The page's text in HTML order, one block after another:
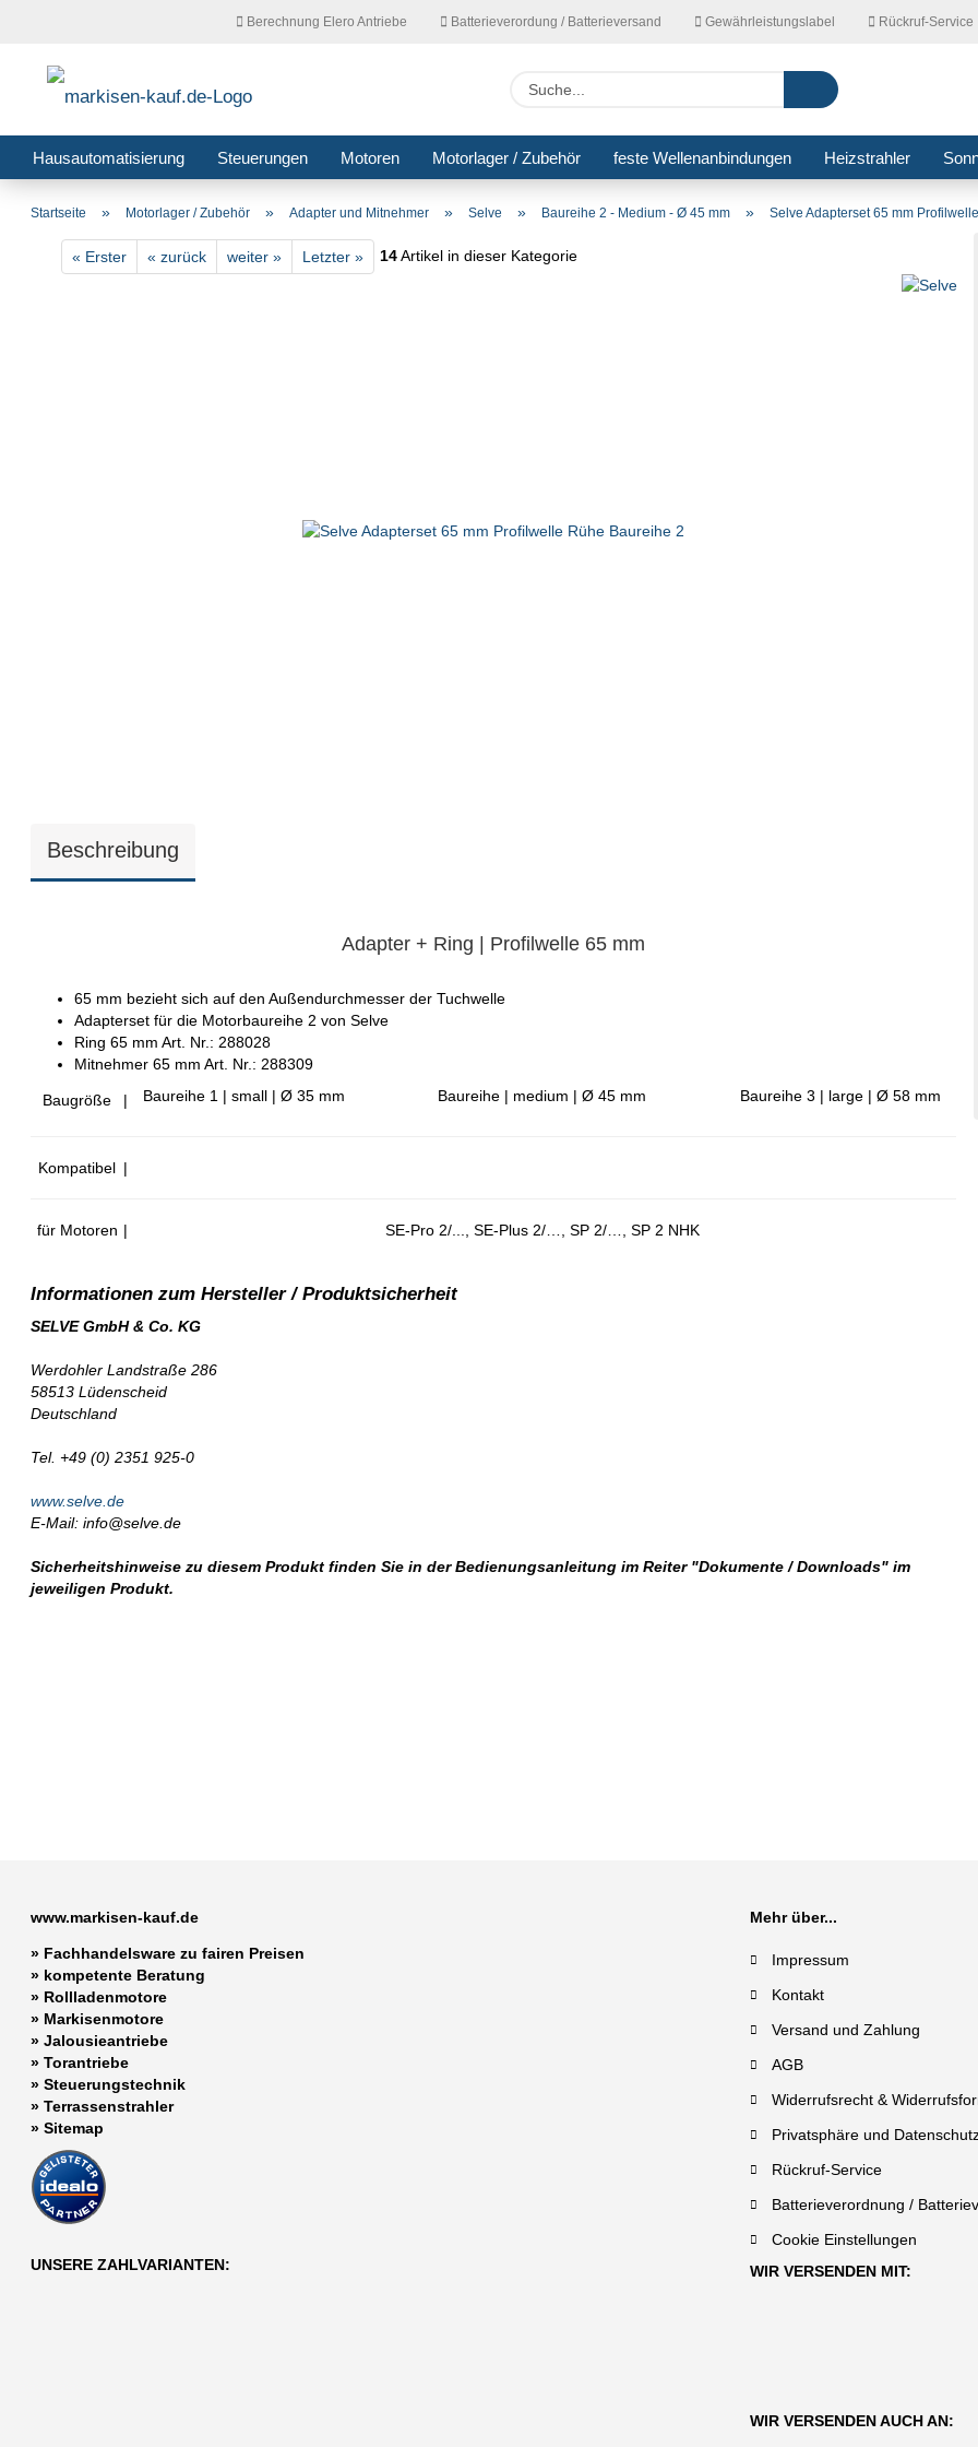
Berechnung Elero Antriebe Batterieverordung / Batterieversand Gewährleistungslabel Rückruf-Service
Suche...
Hausautomatisierung Steuerungen Motoren Motorlager / Zubehör feste Wellenanbindungen Heizstrahler
Startseite » Motorlager / Zubehör » Adapter und Mitnehmer » Selve » Baureihe 2 - Medium - Ø 45 mm » Selve Adapterset 65 mm
« Erster « zurück weiter » Letzter » 14Artikel in dieser Kategorie
Beschreibung
Adapter + Ring | Profilwelle 65 mm
65 mm bezieht sich auf den Außendurchmesser der Tuchwelle
Adapterset für die Motorbaureihe 2 von Selve
Ring 65 mm Art. Nr.: 288028
Mitnehmer 65 mm Art. Nr.: 288309
Baugröße | Baureihe 1 | small | Ø 35 mm Baureihe | medium | Ø 45 mm Baureihe 3 | large | Ø 58 mm
Kompatibel |
für Motoren | SE-Pro 2/..., SE-Plus 2/…, SP 2/…, SP 2 NHK
SELVE GmbH & Co. KG
Werdohler Landstraße 286
58513 Lüdenscheid
Deutschland
Tel. +49 (0) 2351 925-0
www.selve.de
E-Mail: info@selve.de
Sicherheitshinweise zu diesem Produkt finden Sie in der Bedienungsanleitung im Reiter "Dokumente / Downloads" im
jeweiligen Produkt.
www.markisen-kauf.de
» Fachhandelsware zu fairen Preisen
» kompetente Beratung
» Rollladenmotore
» Markisenmotore
»Jalousieantriebe
»Torantriebe
» Steuerungstechnik
»Terrassenstrahler
»Sitemap
Mehr über...
Impressum
Kontakt
Versand und Zahlung
AGB
Widerrufsrecht &
Privatsphäre und
Rückruf-Service
Batterieverordnung /
Cookie Einstellungen
UNSERE ZAHLVARIANTEN:
WIR VERSENDEN MIT:
WIR VERSENDEN AUCH AN: